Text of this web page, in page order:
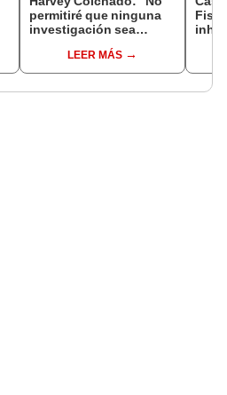
permitiré que ninguna
investigación sea
política”LEER MÁS